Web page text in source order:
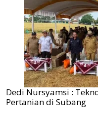
Dedi Nursyamsi :
Pertanian di Subang